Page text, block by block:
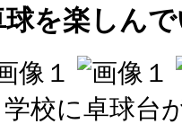
球を楽しん
校に卓球台